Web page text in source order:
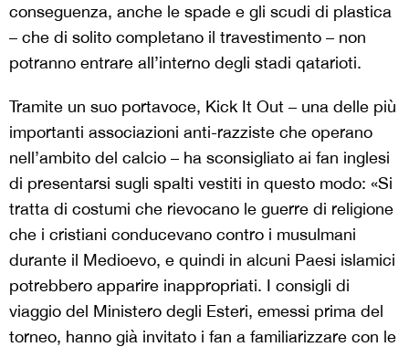
conseguenza, anche le spade e gli scudi di plastica
– che di solito completano il travestimento – non
potranno entrare all’interno degli stadi qatarioti.
Tramite un suo portavoce, Kick It Out – una delle più
importanti associazioni anti-razziste che operano
nell’ambito del calcio – ha sconsigliato ai fan inglesi
di presentarsi sugli spalti vestiti in questo modo: «Si
tratta di costumi che rievocano le guerre di religione
che i cristiani conducevano contro i musulmani
durante il Medioevo, e quindi in alcuni Paesi islamici
potrebbero apparire inappropriati. I consigli di
viaggio del Ministero degli Esteri, emessi prima del
torneo, hanno già invitato i fan a familiarizzare con le